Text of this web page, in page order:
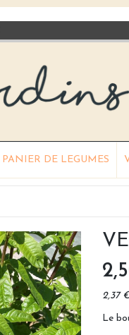
PANIER DE LEGUMES
2,37
Le